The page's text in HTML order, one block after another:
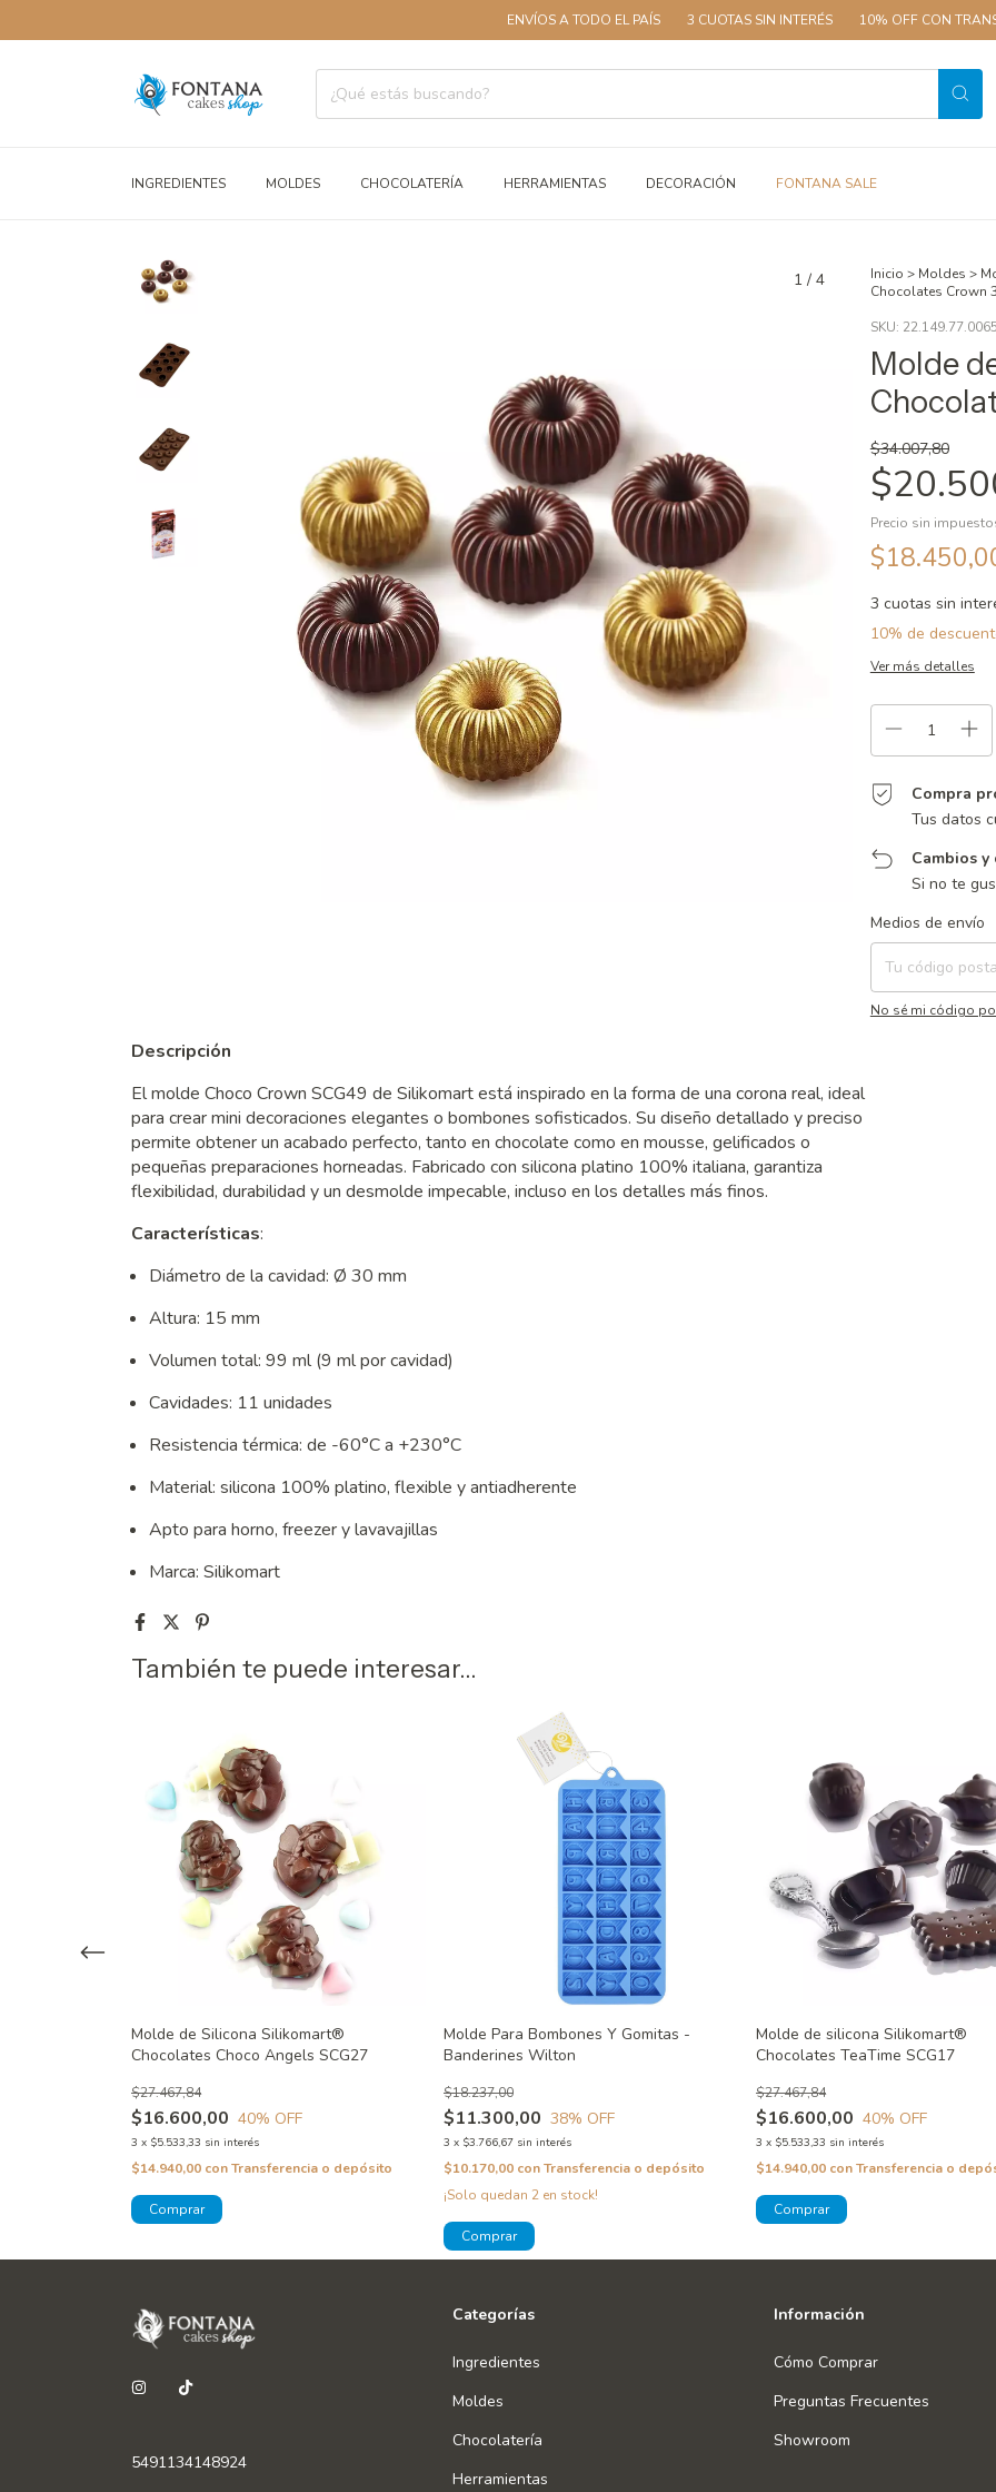
ENVÍOS A TODO EL PAÍS 3 CUOTAS SIN INTERÉS 10% OFF CON TRANSFERENCIA
INGREDIENTES MOLDES CHOCOLATERÍA HERRAMIENTAS DECORACIÓN FONTANA SALE
1 / 4 Inicio > Moldes >
Chocolates Crown
SKU:
Molde
$34.007,80
Precio sin
3 cuotas sin
10% de
Ver más detalles
Compra
Tus datos
Cambios
Si no te
Entregas para el CP:
Medios de envío
No sé mi código
Descripción
El molde Choco Crown SCG49 de Silikomart está inspirado en la forma de una corona real, ideal
para crear mini decoraciones elegantes o bombones sofisticados. Su diseño detallado y preciso
permite obtener un acabado perfecto, tanto en chocolate como en mousse, gelificados o
pequeñas preparaciones horneadas. Fabricado con silicona platino 100% italiana, garantiza
flexibilidad, durabilidad y un desmolde impecable, incluso en los detalles más finos.
Características:
Diámetro de la cavidad: Ø 30 mm
Altura: 15 mm
Volumen total: 99 ml (9 ml por cavidad)
Cavidades: 11 unidades
Resistencia térmica: de -60°C a +230°C
Material: silicona 100% platino, flexible y antiadherente
Apto para horno, freezer y lavavajillas
Marca: Silikomart
También te puede interesar...
Molde de Silicona Silikomart®
Chocolates Choco Angels SCG27
$16.600,00
$27.467,84
40% OFF
3 x $5.533,33 sin interés
$14.940,00 conTransferencia o depósito
Molde Para Bombones Y Gomitas -
Banderines Wilton
$11.300,00
$18.237,00
38% OFF
3 x $3.766,67 sin interés
$10.170,00 conTransferencia o depósito
¡Solo quedan 2 en stock!
Molde de silicona Silikomart®
Chocolates TeaTime SCG17
$16.600,00
$27.467,84
40% OFF
3 x $5.533,33 sin interés
$14.940,00 conTransferencia o
5491134148924
Categorías
Ingredientes
Moldes
Chocolatería
Herramientas
Información
Cómo Comprar
Preguntas Frecuentes
Showroom